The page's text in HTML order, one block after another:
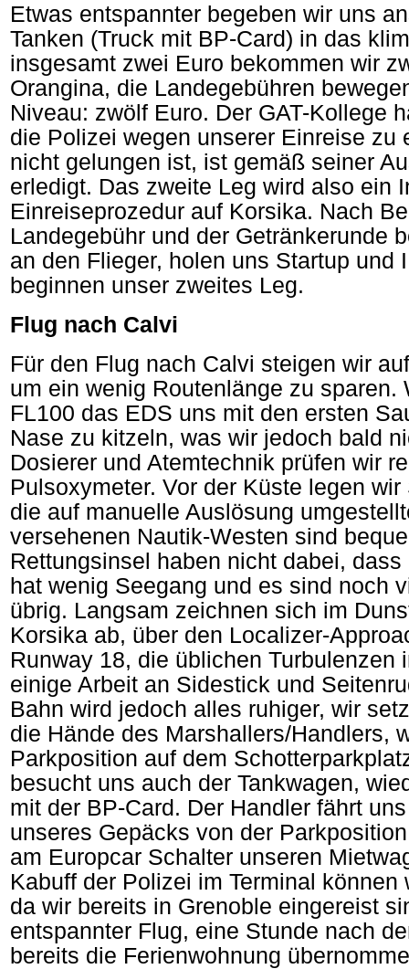
Etwas entspannter begeben wir uns
Tanken (Truck mit BP-Card) in das
insgesamt zwei Euro bekommen wir
Orangina, die Landegebühren
Niveau: zwölf Euro. Der GAT-Kollege
die Polizei wegen unserer Einreise zu
nicht gelungen ist, ist gemäß seiner
erledigt. Das zweite Leg wird also ein
Einreiseprozedur auf Korsika. Nach
Landegebühr und der Getränkerunde
an den Flieger, holen uns Startup und
beginnen unser zweites Leg.
Flug nach Calvi
Für den Flug nach Calvi steigen wir
um ein wenig Routenlänge zu sparen.
FL100 das EDS uns mit den ersten
Nase zu kitzeln, was wir jedoch bald
Dosierer und Atemtechnik prüfen wir
Pulsoxymeter. Vor der Küste legen
die auf manuelle Auslösung
versehenen Nautik-Westen sind
Rettungsinsel haben nicht dabei,
hat wenig Seegang und es sind noch
übrig. Langsam zeichnen sich im
Korsika ab, über den Localizer-
Runway 18, die üblichen Turbulenzen
einige Arbeit an Sidestick und
Bahn wird jedoch alles ruhiger, wir
die Hände des Marshallers/Handlers,
Parkposition auf dem
besucht uns auch der Tankwagen,
mit der BP-Card. Der Handler fährt
unseres Gepäcks von der
am Europcar Schalter unseren
Kabuff der Polizei im Terminal
da wir bereits in Grenoble eingereist
entspannter Flug, eine Stunde nach
bereits die Ferienwohnung